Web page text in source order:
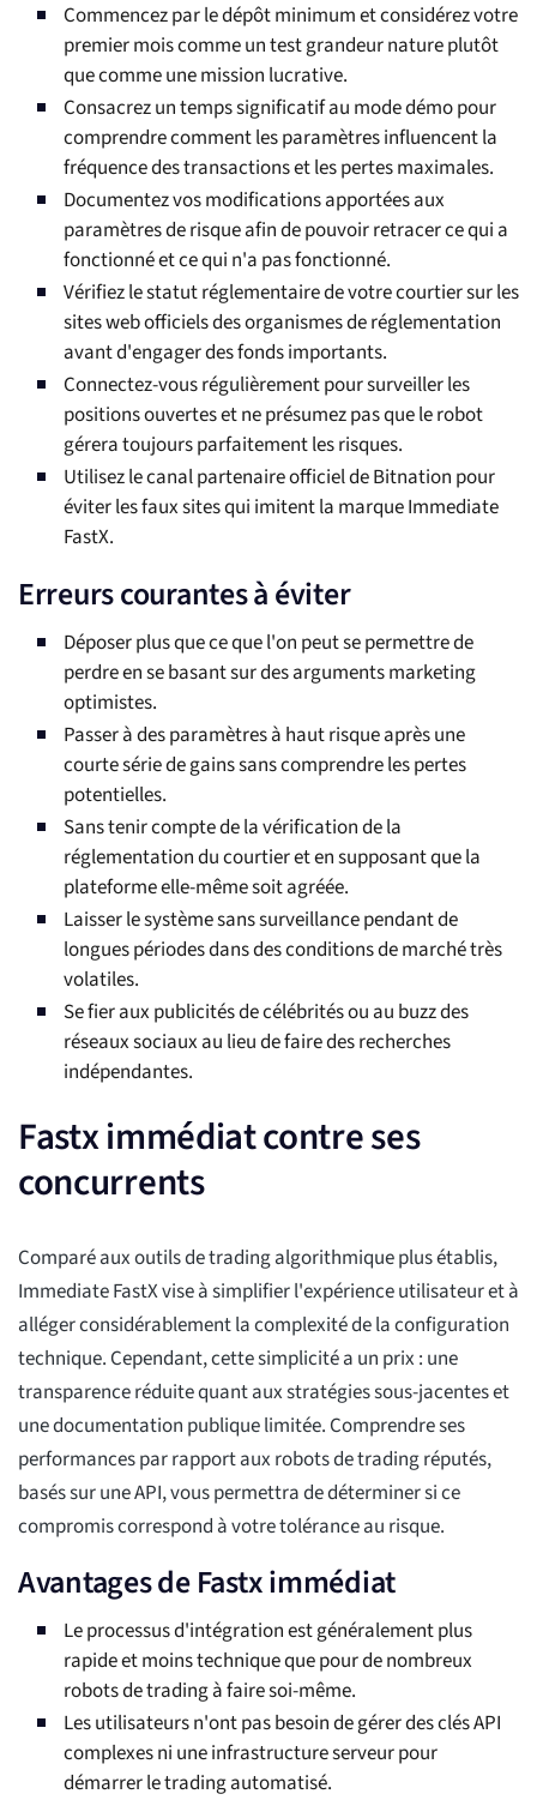
Commencez par le dépôt minimum et considérez votre
premier mois comme un test grandeur nature plutôt
que comme une mission lucrative.
Consacrez un temps significatif au mode démo pour
comprendre comment les paramètres influencent la
fréquence des transactions et les pertes maximales.
Documentez vos modifications apportées aux
paramètres de risque afin de pouvoir retracer ce qui a
fonctionné et ce qui n'a pas fonctionné.
Vérifiez le statut réglementaire de votre courtier sur les
sites web officiels des organismes de réglementation
avant d'engager des fonds importants.
Connectez-vous régulièrement pour surveiller les
positions ouvertes et ne présumez pas que le robot
gérera toujours parfaitement les risques.
Utilisez le canal partenaire officiel de Bitnation pour
éviter les faux sites qui imitent la marque Immediate
FastX.
Erreurs courantes à éviter
Déposer plus que ce que l'on peut se permettre de
perdre en se basant sur des arguments marketing
optimistes.
Passer à des paramètres à haut risque après une
courte série de gains sans comprendre les pertes
potentielles.
Sans tenir compte de la vérification de la
réglementation du courtier et en supposant que la
plateforme elle-même soit agréée.
Laisser le système sans surveillance pendant de
longues périodes dans des conditions de marché très
volatiles.
Se fier aux publicités de célébrités ou au buzz des
réseaux sociaux au lieu de faire des recherches
indépendantes.
Fastx immédiat contre ses
concurrents
Comparé aux outils de trading algorithmique plus établis,
Immediate FastX vise à simplifier l'expérience utilisateur et à
alléger considérablement la complexité de la configuration
technique. Cependant, cette simplicité a un prix : une
transparence réduite quant aux stratégies sous-jacentes et
une documentation publique limitée. Comprendre ses
performances par rapport aux robots de trading réputés,
basés sur une API, vous permettra de déterminer si ce
compromis correspond à votre tolérance au risque.
Avantages de Fastx immédiat
Le processus d'intégration est généralement plus
rapide et moins technique que pour de nombreux
robots de trading à faire soi-même.
Les utilisateurs n'ont pas besoin de gérer des clés API
complexes ni une infrastructure serveur pour
démarrer le trading automatisé.